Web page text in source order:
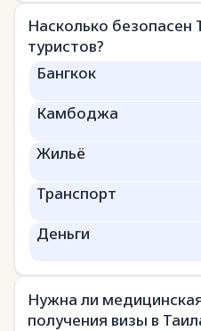
Насколько безопасен
туристов?
Бангкок
Камбоджа
Жильё
Транспорт
Деньги
Нужна ли
получения визы в